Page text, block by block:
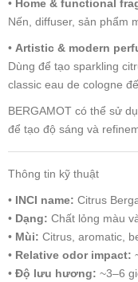
• Home & functional
Nến, diffuser, sản phẩm
• Artistic & modern
Dùng để tạo sparkling
classic eau de cologne
BERGAMOT có thể sử
để tạo độ sáng và
Thông tin kỹ thuật
• INCI name: Citrus
• Dạng: Chất lỏng màu
• Mùi: Citrus, aromatic,
• Relative odor impact:
• Độ lưu hương: ~3–6